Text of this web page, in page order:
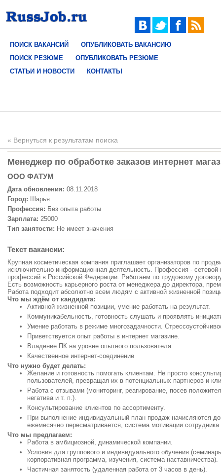
ПОИСК ВАКАНСИЙ
ОПУБЛИКОВАТЬ ВАКАНСИЮ
ПОИСК РЕЗЮМЕ
ОПУБЛИКОВАТЬ РЕЗЮМЕ
СТАТЬИ И НОВОСТИ
КОНТАКТЫ
« Вернуться к результатам поиска
Менеджер по обработке заказов интернет
ООО ФАТУМ
Дата обновления: 08.11.2018
Город: Шарья
Профессия: Без опыта работы
Зарплата: 25000
Тип занятости: Не имеет значения
Текст вакансии:
Крупная косметическая компания приглашает организаторов по
исключительно информационная деятельность. Профессия -
профессий в Российской Федерации. Работаем по трудовому
Есть возможность карьерного роста от менеджера до директора,
Работа подходит абсолютно всем людям с активной жизненной
Что мы ждём от кандидата:
Активной жизненной позиции, умение работать на результат.
Коммуникабельность, готовность слушать и проявлять
Умение работать в режиме многозадачности.
Приветствуется опыт работы в интернет магазине.
Владение ПК на уровне опытного пользователя.
Качественное интернет-соединение
Что нужно будет делать:
Желание и готовность помогать клиентам. Не просто
пользователей, превращая их в потенциальных партнеров и
Работа с отзывами (мониторинг, реагирование, посев
негатива и т. п.).
Консультирование клиентов по ассортименту.
При выполнение индивидуальный план продаж начисляются
ежемесячно пересматривается, система мотивации сотрудника
Что мы предлагаем:
Работа в амбициозной, динамической компании.
Условия для группового и индивидуального обучения
корпоративная программа, изучения, система наставничества).
Частичная занятость (удаленная работа от 3 часов в день).